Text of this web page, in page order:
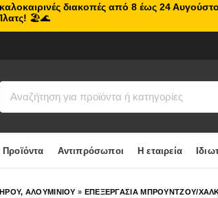
Προϊόντα Αντιπρόσωποι Η εταιρεία
ΑΛΟΥΜΙΝΙΟΥ » ΕΠΕΞΕΡΓΑΣΙΑ ΜΠΡΟΥΝΤΖΟΥ/
καλοκαιρινές διακοπές από 8 έως 24
🏖️🌊